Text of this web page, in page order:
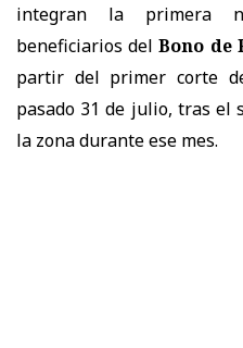
integran la primera
beneficiarios delBono de
partir del primer corte
pasado 31 de julio, tras el
la zona durante ese mes.